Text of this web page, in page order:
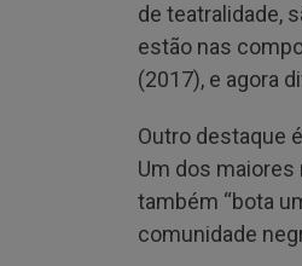
de teatralidade,
estão nas
(2017), e agora
Outro destaque
Um dos
também “bota
comunidade